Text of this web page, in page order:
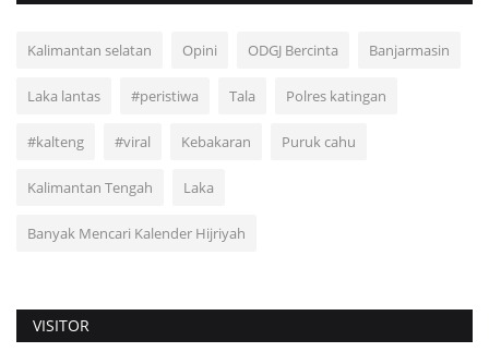
Kalimantan selatan Opini ODGJ Bercinta Banjarmasin
Laka lantas #peristiwa Tala Polres katingan
#kalteng #viral Kebakaran Puruk cahu
Kalimantan Tengah Laka
Banyak Mencari Kalender Hijriyah
VISITOR